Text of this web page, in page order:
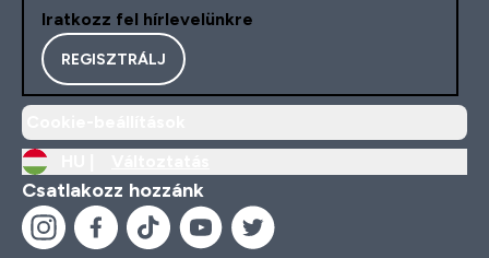
Iratkozz fel hírlevelünkre
REGISZTRÁLJ
Csatlakozz hozzánk